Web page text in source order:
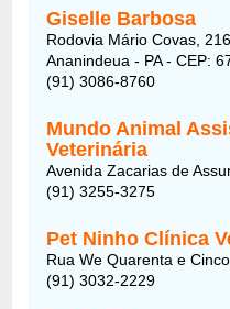
Giselle Barbosa
Rodovia Mário Covas,
Ananindeua - PA - CEP:
(91) 3086-8760
Mundo Animal
Veterinária
Avenida Zacarias de
(91) 3255-3275
Pet Ninho Clínica
Rua We Quarenta e
(91) 3032-2229